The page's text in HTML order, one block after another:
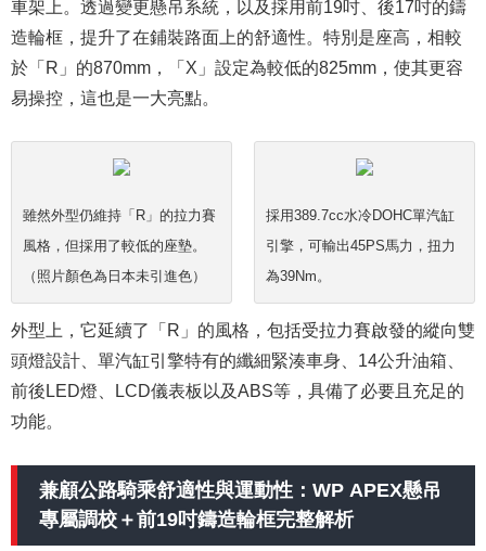
車架上。透過變更懸吊系統，以及採用前19吋、後17吋的鑄
造輪框，提升了在鋪裝路面上的舒適性。特別是座高，相較
於「R」的870mm，「X」設定為較低的825mm，使其更容
易操控，這也是一大亮點。
雖然外型仍維持「R」的拉力賽
風格，但採用了較低的座墊。
（照片顏色為日本未引進色）
採用389.7cc水冷DOHC單汽缸
引擎，可輸出45PS馬力，扭力
為39Nm。
外型上，它延續了「R」的風格，包括受拉力賽啟發的縱向雙
頭燈設計、單汽缸引擎特有的纖細緊湊車身、14公升油箱、
前後LED燈、LCD儀表板以及ABS等，具備了必要且充足的
功能。
兼顧公路騎乘舒適性與運動性：WP APEX懸吊
專屬調校＋前19吋鑄造輪框完整解析